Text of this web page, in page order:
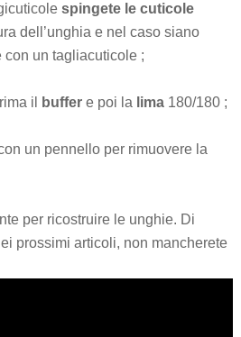
spingete le cuticole
dell’unghia e nel caso siano
un tagliacuticole ;
il buffere poi lalima180/180 ;
un pennello per rimuovere la
per ricostruire le unghie. Di
prossimi articoli, non mancherete